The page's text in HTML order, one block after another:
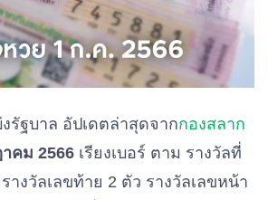
รัฐบาล อัปเดตล่าสุดจากกองสลาก
คม 2566 เรียงเบอร์ ตาม รางวัลที่
างวัลเลขท้าย 2 ตัว รางวัลเลขหน้า